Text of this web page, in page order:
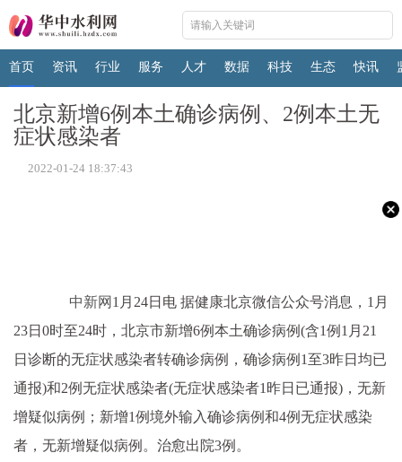
首页 资讯 行业 服务 人才 数据 科技 生态 快讯
北京新增6例本土确诊病例、2例本土无
症状感染者
2022-01-24 18:37:43
中新网 1月24日电 据健康北京微信公众号消息，1月
23日0时至24时，北京市新增6例本土确诊病例(含1例1月21
日诊断的无症状感染者转确诊病例，确诊病例1至3昨日均已
通报)和2例无症状感染者(无症状感染者1昨日已通报)，无新
增疑似病例；新增1例境外输入确诊病例和4例无症状感染
者，无新增疑似病例。治愈出院3例。